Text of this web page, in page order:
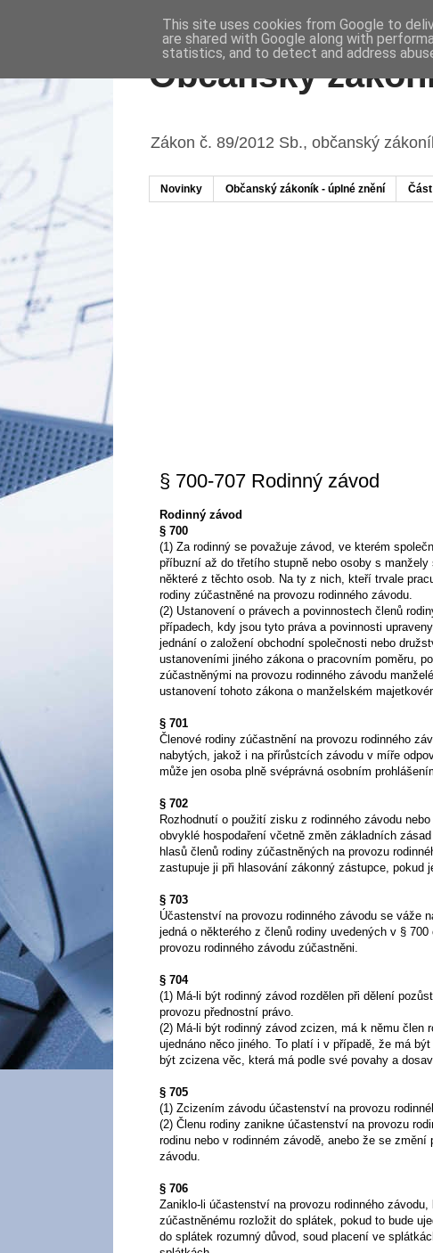
Občanský
Zákon č. 89/2012 Sb., občanský
Novinky Občanský zákoník - úplné znění
§ 700-707 Rodinný závod
Rodinný závod
§ 700
(1) Za rodinný se považuje závod, ve kterém
příbuzní až do třetího stupně nebo osoby s
některé z těchto osob. Na ty z nich, kteří trvale
rodiny zúčastněné na provozu rodinného závodu.
(2) Ustanovení o právech a povinnostech členů
případech, kdy jsou tyto práva a povinnosti
jednání o založení obchodní společnosti nebo
ustanoveními jiného zákona o pracovním poměru,
zúčastněnými na provozu rodinného závodu
ustanovení tohoto zákona o manželském
§ 701
Členové rodiny zúčastnění na provozu rodinného
nabytých, jakož i na přírůstcích závodu v míře
může jen osoba plně svéprávná osobním
§ 702
Rozhodnutí o použití zisku z rodinného závodu
obvyklé hospodaření včetně změn základních
hlasů členů rodiny zúčastněných na provozu
zastupuje ji při hlasování zákonný zástupce, pokud
§ 703
Účastenství na provozu rodinného závodu se váže
jedná o některého z členů rodiny uvedených v §
provozu rodinného závodu zúčastněni.
§ 704
(1) Má-li být rodinný závod rozdělen při dělení
provozu přednostní právo.
(2) Má-li být rodinný závod zcizen, má k němu člen
ujednáno něco jiného. To platí i v případě, že má
být zcizena věc, která má podle své povahy a
§ 705
(1) Zcizením závodu účastenství na provozu
(2) Členu rodiny zanikne účastenství na provozu
rodinu nebo v rodinném závodě, anebo že se
závodu.
§ 706
Zaniklo-li účastenství na provozu rodinného
zúčastněnému rozložit do splátek, pokud to bude
do splátek rozumný důvod, soud placení ve
This site uses cookies from Google to
are shared with Google along with
statistics, and to detect and address